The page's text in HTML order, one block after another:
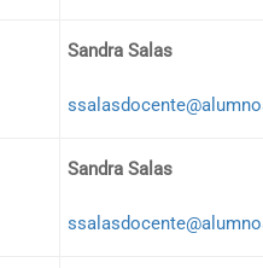
Sandra Salas
Sandra Salas